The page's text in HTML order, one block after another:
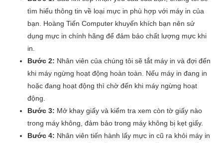
tìm hiểu thông tin về loại mực in phù hợp với máy in của
bạn. Hoàng Tiến Computer khuyến khích bạn nên sử
dụng mực in chính hãng để đảm bảo chất lượng mực khi
in.
Bước 2: Nhân viên của chúng tôi sẽ tắt máy in và đợi đến
khi máy ngừng hoạt động hoàn toàn. Nếu máy in đang in
hoặc đang hoạt động thì chờ đến khi máy ngừng hoạt
động.
Bước 3: Mở khay giấy và kiểm tra xem còn tờ giấy nào
trong máy không, đảm bảo trong máy không bị kẹt giấy.
Bước 4: Nhân viên tiến hành lấy mực in cũ ra khỏi máy in